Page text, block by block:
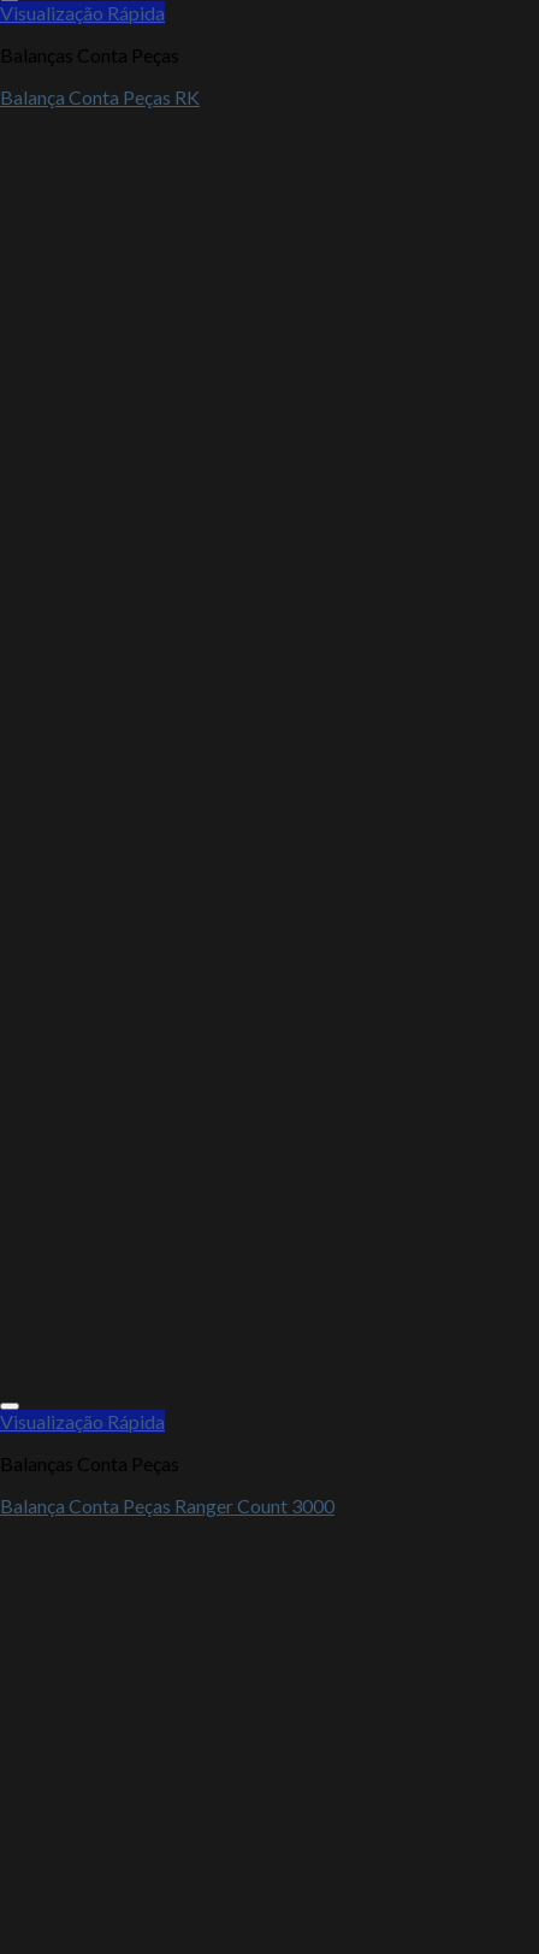
Visualização Rápida
Balanças Conta Peças
Balança Conta Peças RK
Visualização Rápida
Balanças Conta Peças
Balança Conta Peças Ranger Count 3000